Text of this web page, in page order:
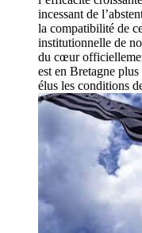
incessant de
la compatibilité de
institutionnelle de
du cœur
est en Bretagne
élus les conditions